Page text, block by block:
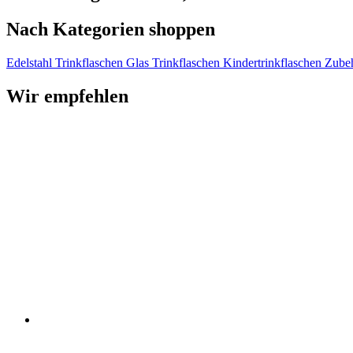
Nach Kategorien shoppen
Edelstahl Trinkflaschen Glas Trinkflaschen Kindertrinkflaschen
Wir empfehlen